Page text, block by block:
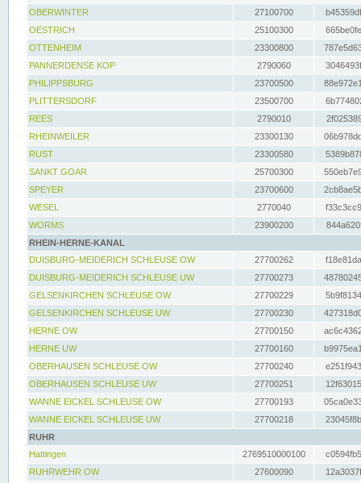
OBERWINTER
27100700
OESTRICH
25100300
OTTENHEIM
23300800
PANNERDENSE KOP
2790060
PHILIPPSBURG
23700500
PLITTERSDORF
23500700
REES
2790010
RHEINWEILER
23300130
RUST
23300580
SANKT GOAR
25700300
SPEYER
23700600
WESEL
2770040
WORMS
23900200
RHEIN-HERNE-KANAL
DUISBURG-MEIDERICH SCHLEUSE OW
27700262
DUISBURG-MEIDERICH SCHLEUSE UW
27700273
GELSENKIRCHEN SCHLEUSE OW
27700229
GELSENKIRCHEN SCHLEUSE UW
27700230
HERNE OW
27700150
HERNE UW
27700160
OBERHAUSEN SCHLEUSE OW
27700240
OBERHAUSEN SCHLEUSE UW
27700251
WANNE EICKEL SCHLEUSE OW
27700193
WANNE EICKEL SCHLEUSE UW
27700218
RUHR
Hattingen
2769510000100
RUHRWEHR OW
27600090